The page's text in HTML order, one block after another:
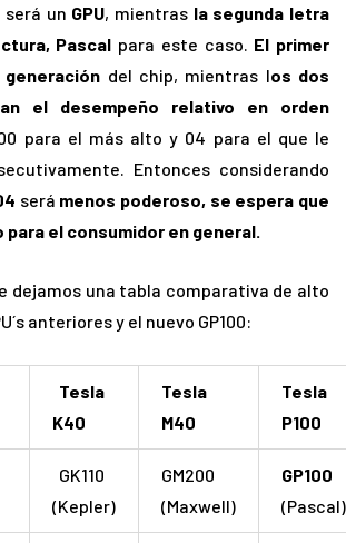
un GPU, mientras la segunda letra
Pascal para este caso. El primer
generación del chip, mientras los dos
el desempeño relativo en orden
para el más alto y 04 para el que le
Entonces considerando
será menos poderoso, se espera que
el consumidor en general.
dejamos una tabla comparativa de alto
anteriores y el nuevo GP100:
Tesla
K40
Tesla
M40
Tesla
P100
GK110
(Kepler)
GM200
(Maxwell)
GP100
(Pascal)